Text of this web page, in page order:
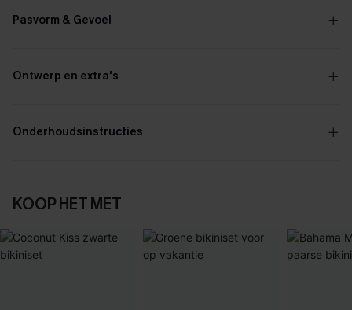
Pasvorm & Gevoel
Ontwerp en extra's
Onderhoudsinstructies
KOOP HET MET